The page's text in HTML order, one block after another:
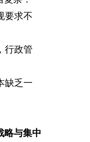
要求不
行政管
缺乏一
略与集中